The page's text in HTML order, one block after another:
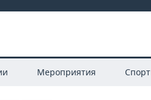
Мероприятия Спорт